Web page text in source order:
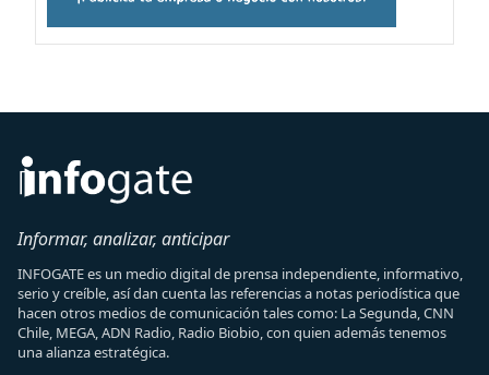
Informar, analizar, anticipar
INFOGATE es un medio digital de prensa independiente, informativo,
serio y creíble, así dan cuenta las referencias a notas periodística que
hacen otros medios de comunicación tales como: La Segunda, CNN
Chile, MEGA, ADN Radio, Radio Biobio, con quien además tenemos
una alianza estratégica.